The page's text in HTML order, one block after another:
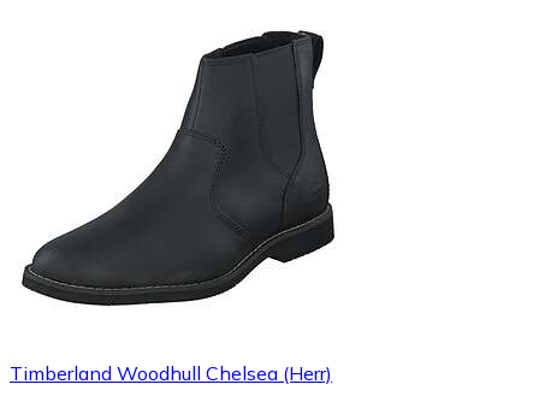
Timberland Woodhull Chelsea (Herr)